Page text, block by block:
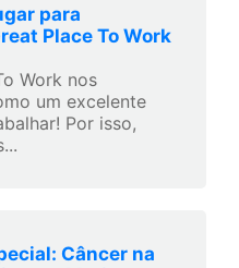
para
Place To Work
Work nos
um excelente
Por isso,
Câncer na